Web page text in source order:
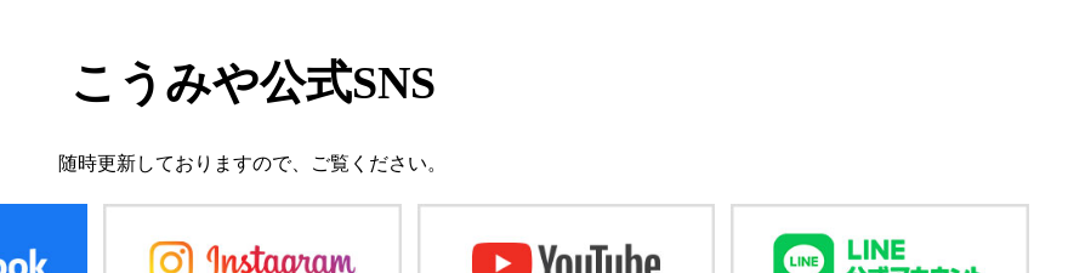
こうみや公式SNS
随時更新しておりますので、 ご覧ください。